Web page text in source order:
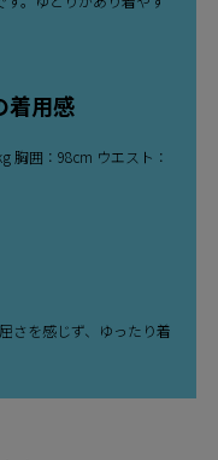
着用感
胸囲：98cm ウエスト：
さを感じず、ゆったり着